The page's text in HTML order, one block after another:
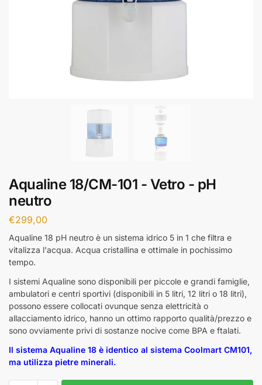
Aqualine 18/CM-101 - Vetro - pH
neutro
€299,00
Aqualine 18 pH neutro è un sistema idrico 5 in 1 che filtra e
vitalizza l'acqua. Acqua cristallina e ottimale in pochissimo
tempo.
I sistemi Aqualine sono disponibili per piccole e grandi famiglie,
ambulatori e centri sportivi (disponibili in 5 litri, 12 litri o 18 litri),
possono essere collocati ovunque senza elettricità o
allacciamento idrico, hanno un ottimo rapporto qualità/prezzo e
sono ovviamente privi di sostanze nocive come BPA e ftalati.
Il sistema Aqualine 18 è identico al sistema Coolmart CM101,
ma utilizza pietre minerali.